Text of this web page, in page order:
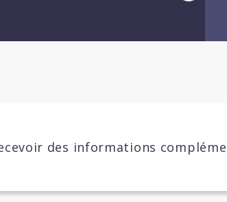
des informations